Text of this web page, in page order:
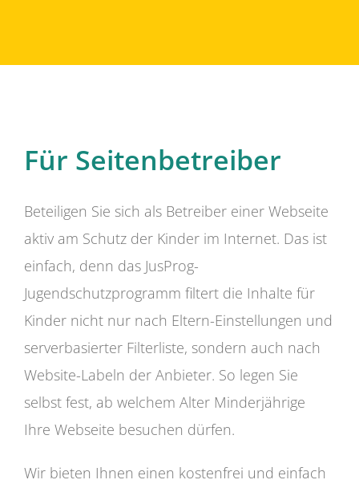
Für Seitenbetreiber
Beteiligen Sie sich als Betreiber einer Webseite
aktiv am Schutz der Kinder im Internet. Das ist
einfach, denn das JusProg-
Jugendschutzprogramm filtert die Inhalte für
Kinder nicht nur nach Eltern-Einstellungen und
serverbasierter Filterliste, sondern auch nach
Website-Labeln der Anbieter. So legen Sie
selbst fest, ab welchem Alter Minderjährige
Ihre Webseite besuchen dürfen.
Wir bieten Ihnen einen kostenfrei und einfach